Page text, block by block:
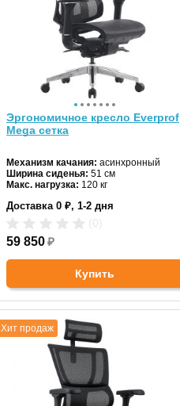
Эргономичное кресло Everprof
Mega сетка
Механизм качания: асинхронный
Ширина сиденья: 51 см
Макс. нагрузка: 120 кг
Материал спинки:сетка
Цвет:черный
Доставка 0 ₽, 1-2 дня
59 850₽
Купить
Хит продаж